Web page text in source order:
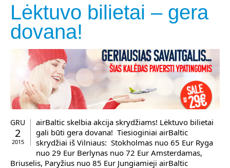
Lėktuvo bilietai – gera
dovana!
GRU
2
2015
airBaltic skelbia akcija skrydžiams! Lėktuvo bilietai
gali būti gera dovana! Tiesioginiai airBaltic
skrydžiai iš Vilniaus: Stokholmas nuo 65 Eur Ryga
nuo 29 Eur Berlynas nuo 72 Eur Amsterdamas,
Briuselis, Paryžius nuo 85 Eur Jungiamieji airBaltic